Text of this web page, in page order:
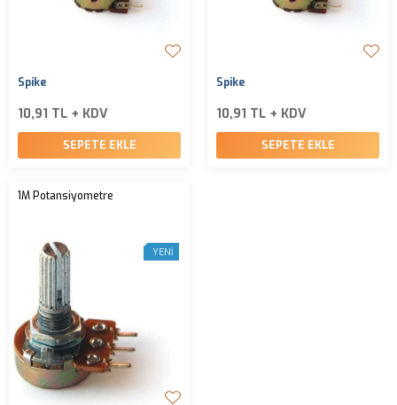
Spike
10,91 TL + KDV
SEPETE EKLE
Spike
10,91 TL + KDV
SEPETE EKLE
1M Potansiyometre
YENI